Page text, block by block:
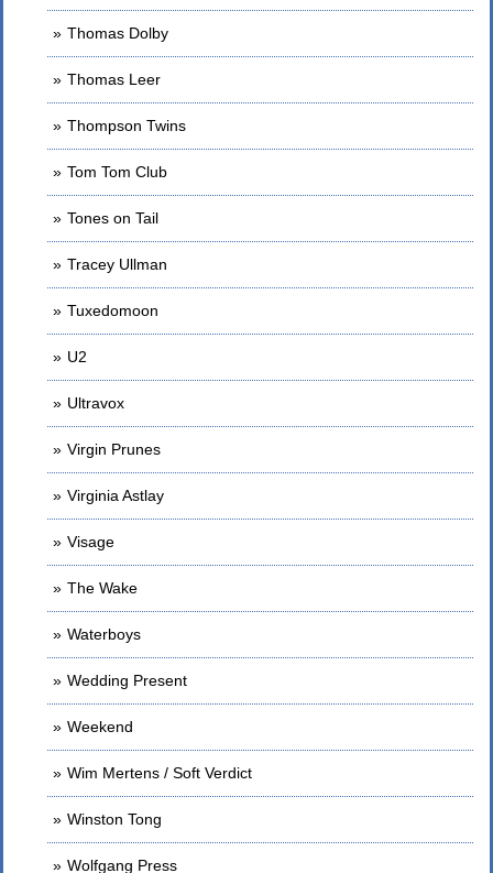
Thomas Dolby
Thomas Leer
Thompson Twins
Tom Tom Club
Tones on Tail
Tracey Ullman
Tuxedomoon
U2
Ultravox
Virgin Prunes
Virginia Astlay
Visage
The Wake
Waterboys
Wedding Present
Weekend
Wim Mertens / Soft Verdict
Winston Tong
Wolfgang Press